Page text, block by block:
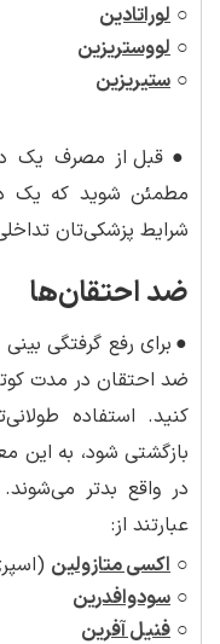
○ لوراتادین
○ لووستریزین
○ ستیریزین
● قبل از مصرف یک
مطمئن شوید که یک
شرایط پزشکی‌تان
ضد احتقان‌ها
● برای رفع گرفتگی
ضد احتقان در مدت
کنید. استفاده
بازگشتی شود، به این
عبارتند از:
○ اکسی متازولین
○ سودوافدرین
○ فنیل آفرین